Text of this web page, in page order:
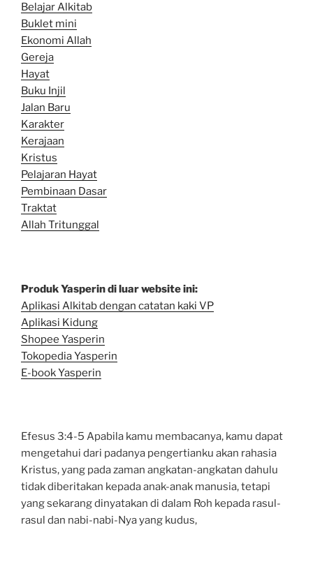
Belajar Alkitab
Buklet mini
Ekonomi Allah
Gereja
Hayat
Buku Injil
Jalan Baru
Karakter
Kerajaan
Kristus
Pelajaran Hayat
Pembinaan Dasar
Traktat
Allah Tritunggal
Produk Yasperin di luar website ini:
Aplikasi Alkitab dengan catatan kaki VP
Aplikasi Kidung
Shopee Yasperin
Tokopedia Yasperin
E-book Yasperin
Efesus 3:4-5 Apabila kamu membacanya, kamu dapat
mengetahui dari padanya pengertianku akan rahasia
Kristus, yang pada zaman angkatan-angkatan dahulu
tidak diberitakan kepada anak-anak manusia, tetapi
yang sekarang dinyatakan di dalam Roh kepada rasul-
rasul dan nabi-nabi-Nya yang kudus,